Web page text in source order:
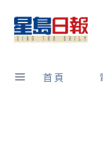
content
首頁